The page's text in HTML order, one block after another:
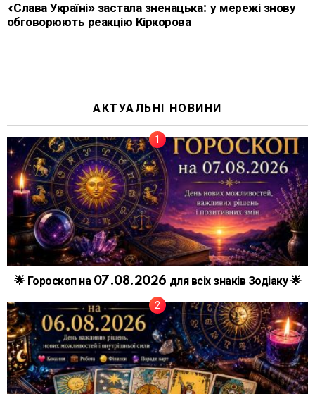
«Слава Україні» застала зненацька: у мережі знову
обговорюють реакцію Кіркорова
АКТУАЛЬНІ НОВИНИ
🌟 Гороскоп на 07.08.2026 для всіх знаків Зодіаку 🌟